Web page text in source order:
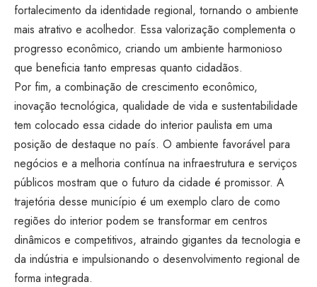
fortalecimento da identidade regional, tornando o ambiente
mais atrativo e acolhedor. Essa valorização complementa o
progresso econômico, criando um ambiente harmonioso
que beneficia tanto empresas quanto cidadãos.
Por fim, a combinação de crescimento econômico,
inovação tecnológica, qualidade de vida e sustentabilidade
tem colocado essa cidade do interior paulista em uma
posição de destaque no país. O ambiente favorável para
negócios e a melhoria contínua na infraestrutura e serviços
públicos mostram que o futuro da cidade é promissor. A
trajetória desse município é um exemplo claro de como
regiões do interior podem se transformar em centros
dinâmicos e competitivos, atraindo gigantes da tecnologia e
da indústria e impulsionando o desenvolvimento regional de
forma integrada.